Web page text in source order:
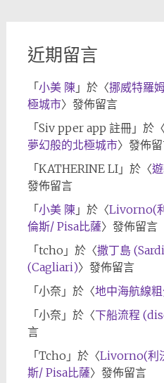
近期留言
「小美 陳 」於〈挪威特羅
極城市〉發佈留言
「Siv pper app 註冊」於〈
夢幻般的北極城市〉發佈
「KATHERINE LI」於〈
發佈留言
「小美 陳 」於〈Livorno(
倫斯/ Pisa比薩〉發佈留言
「tcho 」於〈撒丁島
(Cagliari)〉發佈留言
「小奈」於〈地中海航線
「小奈」於〈下船流程
言
「Tcho 」於〈Livorno(利
斯/ Pisa比薩〉發佈留言